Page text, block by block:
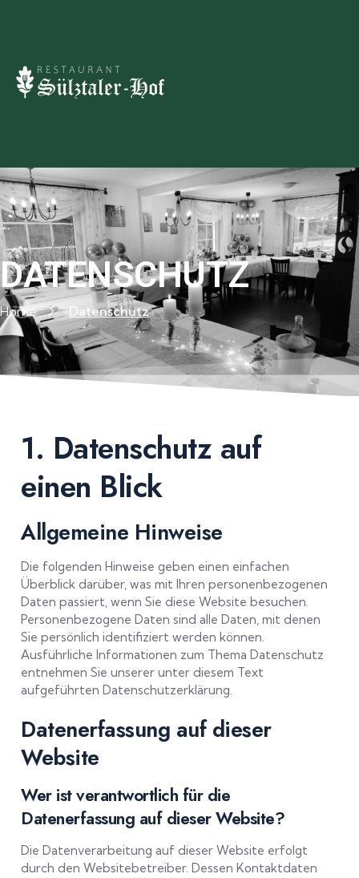
DATENSCHUTZ
Home Datenschutz
1. Datenschutz auf
einen Blick
Allgemeine Hinweise
Die folgenden Hinweise geben einen einfachen
Überblick darüber, was mit Ihren personenbezogenen
Daten passiert, wenn Sie diese Website besuchen.
Personenbezogene Daten sind alle Daten, mit denen
Sie persönlich identifiziert werden können.
Ausführliche Informationen zum Thema Datenschutz
entnehmen Sie unserer unter diesem Text
aufgeführten Datenschutzerklärung.
Datenerfassung auf dieser
Website
Wer ist verantwortlich für die
Datenerfassung auf dieser Website?
Die Datenverarbeitung auf dieser Website erfolgt
durch den Websitebetreiber. Dessen Kontaktdaten